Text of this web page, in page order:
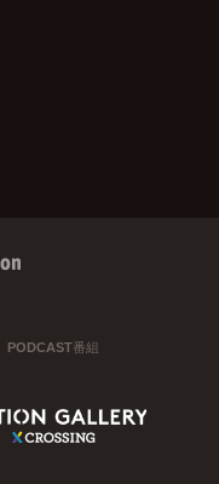
PODCAST番組